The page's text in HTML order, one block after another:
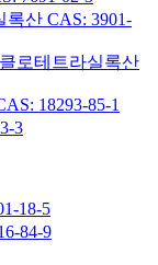
산 CAS: 3901-
로테트라실록산
18293-85-1
3
18-5
84-9